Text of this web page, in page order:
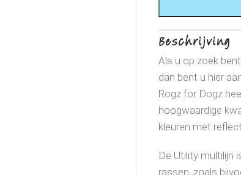
Beschrijving
Als u op zoek
dan bent u hier
Rogz for Dogz
hoogwaardige
kleuren met
De Utility multilijn
rassen, zoals